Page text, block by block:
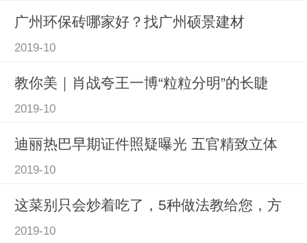
广州环保砖哪家好？找广州硕景建材
2019-10
教你美｜肖战夸王一博“粒粒分明”的长睫
2019-10
迪丽热巴早期证件照疑曝光 五官精致立体
2019-10
这菜别只会炒着吃了，5种做法教给您，方
2019-10